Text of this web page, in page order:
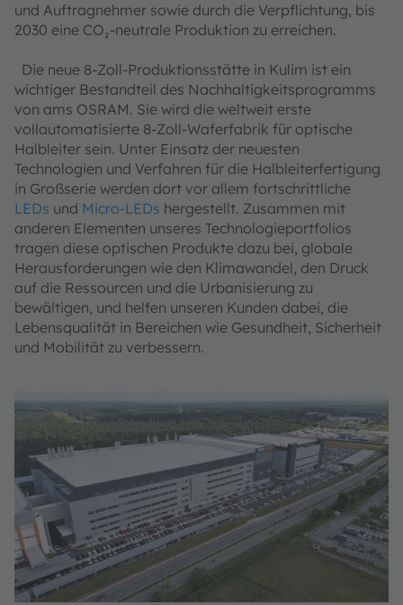
und Auftragnehmer sowie durch die Verpflichtung, bis
2030 eine CO₂-neutrale Produktion zu erreichen.
Die neue 8-Zoll-Produktionsstätte in Kulim ist ein
wichtiger Bestandteil des Nachhaltigkeitsprogramms
von ams OSRAM. Sie wird die weltweit erste
vollautomatisierte 8-Zoll-Waferfabrik für optische
Halbleiter sein. Unter Einsatz der neuesten
Technologien und Verfahren für die Halbleiterfertigung
in Großserie werden dort vor allem fortschrittliche
LEDs und Micro-LEDs hergestellt. Zusammen mit
anderen Elementen unseres Technologieportfolios
tragen diese optischen Produkte dazu bei, globale
Herausforderungen wie den Klimawandel, den Druck
auf die Ressourcen und die Urbanisierung zu
bewältigen, und helfen unseren Kunden dabei, die
Lebensqualität in Bereichen wie Gesundheit, Sicherheit
und Mobilität zu verbessern.